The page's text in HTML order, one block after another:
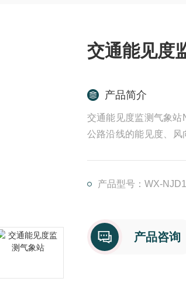
交通能见度
产品简介
交通能见度监测气象
公路沿线的能见度、
产品型号：WX-
产品咨询